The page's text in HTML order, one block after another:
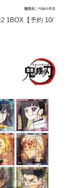
1BOX【予約 10/